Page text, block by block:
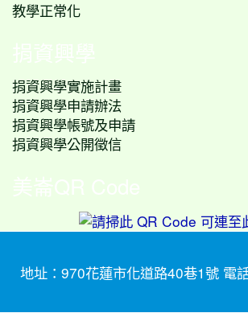
教學正常化
捐資興學
捐資興學實施計畫
捐資興學申請辦法
捐資興學帳號及申請
捐資興學公開徵信
美崙QR Code
地址：970花蓮市化道路40巷1號 電